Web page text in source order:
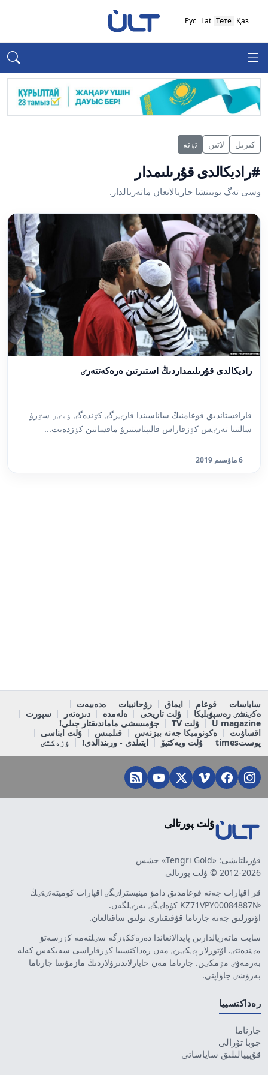
Қаз
Төте
Lat
Рус
كىرىل لاتىن تٶتە
#راديكالدى قۇرىلىمدار
وسى تەگ بويىنشا جاريالانعان ماتەريالدار.
راديكالدى قۇرىلىمداردىڭ استىرتىن ەرەكەتتەرٸ
قازاقستاندىق قوعامنىڭ ساناسىندا قازٸرگٸ كٷندەگٸ ٶمٸر سٷرۋ
سالتىنا تەرٸس كٶزقاراس قالىپتاستىرۋ ماقساتىن كٶزدەيت...
6 ماۋسىم 2019
ساياسات قوعام ايماق رۋحانييات
ەدەبيەت
ەكٸنشٸ رەسپۋبليكا
ۇلت تاريحى ەلەمدە دىزەتەر
سپورت
U magazine
ۇلت TV
جۇمىسشى ماماندىقتار جىلى!
اقساۋىت
ەكونوميكا جەنە بيزنەس قىلمىس
ۇلت ايناسى
پوستtimes
ۇلت وبەكتيۆ ايتىلدى - ورىندالدى! ٶزەكتٸ
ۇلت پورتالى
قۇرىلتايشى: «Tengri Gold» جشس
2012-2026 © ۇلت پورتالى
قر اقپارات جەنە قوعامدىق دامۋ مينيسترلٸگٸ اقپارات كوميتەتٸنٸڭ
№KZ71VPY00084887 كۋەلٸگٸ بەرٸلگەن.
اۆتورلىق جەنە جارناما قۇقىقتارى تولىق ساقتالعان.
سايت ماتەريالدارىن پايدالانعاندا دەرەككٶزگە سٸلتەمە كٶرسەتۋ
مٸندەتتٸ. اۆتورلار پٸكٸرٸ مەن رەداكتسييا كٶزقاراسى سەيكەس كەلە
بەرمەۋٸ مٷمكٸن. جارناما مەن حابارلاندىرۋلاردىڭ مازمۇنىنا جارناما
بەرۋشٸ جاۋاپتى.
رەداكتسييا
جارناما
جوبا تۋرالى
قۇپييالىلىق ساياساتى